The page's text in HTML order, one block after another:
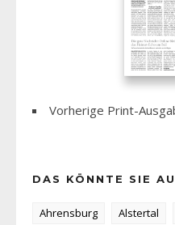
Vorherige Print-
DAS KÖNNTE SIE
Ahrensburg Alstertal